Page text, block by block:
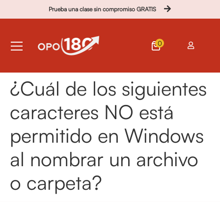
Prueba una clase sin compromiso GRATIS
0
¿Cuál de los siguientes
caracteres NO está
permitido en Windows
al nombrar un archivo
o carpeta?